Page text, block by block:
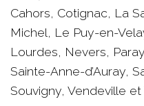
Cahors, Cotignac, La
Michel, Le Puy-en-
Lourdes, Nevers,
Sainte-Anne-d’Auray,
Souvigny, Vendeville et